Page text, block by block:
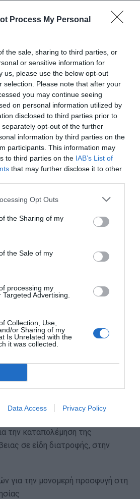
Process My Personal
the sale, sharing to third parties, or
or sensitive information for
us, please use the below opt-out
selection. Please note that after your
you may continue seeing
on personal information utilized by
disclosed to third parties prior to
opt-out of the further
information by third parties on the
participants. This information may
to third parties on the IAB’s List of
that may further disclose it to other
Opt Outs
the Sharing of my
the Sale of my
processing my
Advertising.
Collection, Use,
or Sharing of my
Is Unrelated with the
it was collected.
Data Access Privacy Policy
και ρεπό για το Σάββατο και
έδρας
350 ευρώ για αποστολές σε
250 ευρώ για τις περιοχές που
καταστροφές
μας αιτημάτων στις
Εργασίας – Ενσωμάτωση των
συμβάσεις – Συμφωνία για
Δεσμευτικοί κανόνες για την
Νοημοσύνης στην Ενημέρωση
και τις ιστοσελίδες
με τα δημόσια ΜΜΕ
Εργασίας για τα δημόσια ΜΜΕ, με
όρους. Η ΣΣΕ στα ΜΜΕ του
βαθμό, στήριξαν τους
της κρίσης. Σήμερα
με εισαγωγικό μισθό πρώτης
ώστε να συμπαρασύρει και τα
Επαναφορά του 13ου και 14ου
.
την καταπολέμηση της
σε είδη διατροφής, στην
για την μονομερή προσφυγή στη